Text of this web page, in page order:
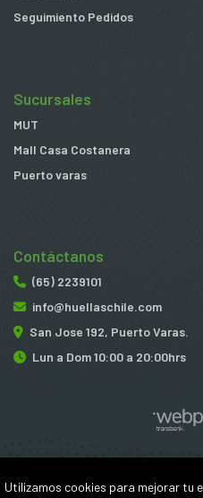
Seguimiento Pedidos
Sucursales
MUT
Mall Casa Costanera
Puerto varas
Contáctanos
(65) 2239101
info@huellaschile.com
San Jose 192, Puerto Varas.
Lun a Dom 10:00 a 20:00hrs
¿Te gusta mi
Utilizamos cookies para mejorar tu